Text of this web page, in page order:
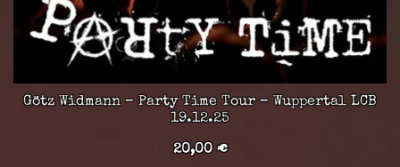
Götz Widmann – Party Time Tour – Wuppertal LCB
19.12.25
20,00€